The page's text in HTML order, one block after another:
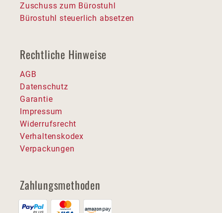
Zuschuss zum Bürostuhl
Bürostuhl steuerlich absetzen
Rechtliche Hinweise
AGB
Datenschutz
Garantie
Impressum
Widerrufsrecht
Verhaltenskodex
Verpackungen
Zahlungsmethoden